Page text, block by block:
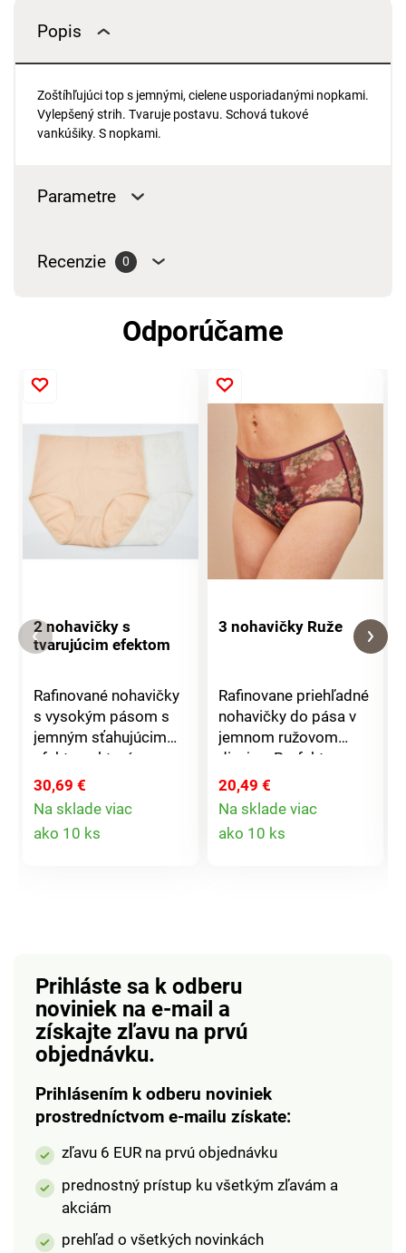
Popis
Zoštíhľujúci top s jemnými, cielene usporiadanými nopkami.
Vylepšený strih. Tvaruje postavu. Schová tukové
vankúšiky. S nopkami.
Parametre
Recenzie 0
Odporúčame
2 nohavičky s
tvarujúcim efektom
Rafinované nohavičky
s vysokým pásom s
jemným sťahujúcim
efektom, ktorý
optimálne tvaruje a
podopiera zadoček.
Elegantný strih, s
mäkkými lemami -
30,69 €
Na sklade viac
ako 10 ks
3 nohavičky Ruže
Rafinovane priehľadné
nohavičky do pása v
jemnom ružovom
dizajne. Perfektne
sadnú a sú veľmi
pohodlné vďaka
vysokému strihu. 3
farby: bordová, čierna,
20,49 €
Na sklade viac
ako 10 ks
Prihláste sa k odberu
noviniek na e-mail a
získajte zľavu na prvú
objednávku.
Prihlásením k odberu noviniek
prostredníctvom e-mailu získate:
zľavu 6 EUR na prvú objednávku
prednostný prístup ku všetkým zľavám a
akciám
prehľad o všetkých novinkách